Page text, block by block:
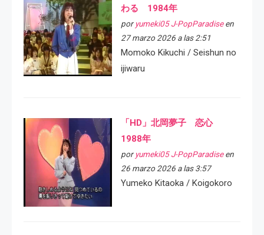
わる 1984年
por yumeki05 J-PopParadiseen
27 marzo 2026 a las 2:51
Momoko Kikuchi / Seishun no
ijiwaru
「HD」北岡夢子 恋心
1988年
por yumeki05 J-PopParadiseen
26 marzo 2026 a las 3:57
Yumeko Kitaoka / Koigokoro